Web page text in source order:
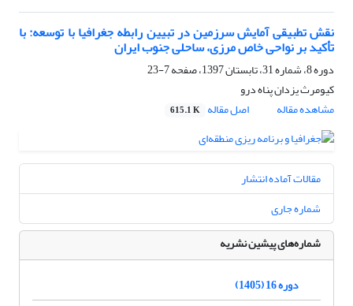
نقش تطبیقی آمایش سرزمین در تبیین رابطه جغرافیا با توسعه: با
تأکید بر نواحی خاص مرزی، ساحلی جنوب ایران
دوره 8، شماره 31، تابستان 1397، صفحه
7-23
کیومرث یزدان پناه درو
مشاهده مقاله
اصل مقاله 615.1 K
مقالات آماده انتشار
شماره جاری
شماره‌های پیشین نشریه
دوره 16 (1405)